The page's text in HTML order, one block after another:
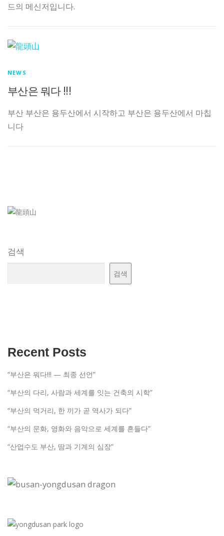
드의 메신저입니다.
NEWS
부산은 뭐다 !!!
부산 부산은 용두산에서 시작하고 부산은 용두산에서 마칩
니다
검색
검색
Recent Posts
“부산은 뭐다!!! — 최종 선언”
“부산의 다리, 사람과 세계를 잇는 건축의 시학”
“부산의 먹거리, 한 끼가 곧 역사가 되다”
“부산의 문화, 영화와 음악으로 세계를 흔들다”
“산업수도 부산, 땀과 기계의 심장”